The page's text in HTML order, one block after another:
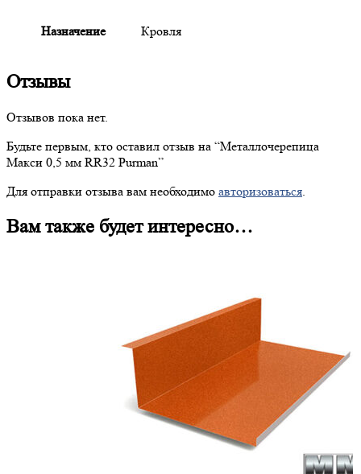
Назначение Кровля
Отзывы
Отзывов пока нет.
Будьте первым, кто оставил отзыв на “Металлочерепица
Макси 0,5 мм RR32 Purman”
Для отправки отзыва вам необходимо авторизоваться
Вам также будет интересно…